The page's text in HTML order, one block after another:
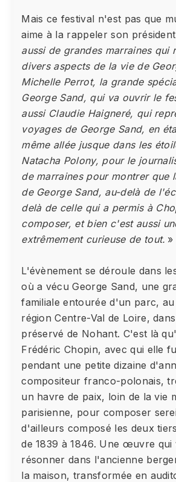
Mais ce festival n'est pas que
aime à la rappeler son
aussi de grandes marraines qui
divers aspects de la vie de
Michelle Perrot, la grande
George Sand, qui va ouvrir le
aussi Claudie Haigneré, qui
voyages de George Sand, en
même allée jusque dans les
Natacha Polony, pour le
de marraines pour montrer que
de George Sand, au-delà de
delà de celle qui a permis à
composer, et bien c'est aussi
extrêmement curieuse de tout. »
L'évènement se déroule dans
où a vécu George Sand, une
familiale entourée d'un parc,
région Centre-Val de Loire,
préservé de Nohant. C'est là
Frédéric Chopin, avec qui elle
pendant une petite dizaine
compositeur franco-polonais,
un havre de paix, loin de la vie
parisienne, pour composer
d'ailleurs composé les deux
de 1839 à 1846. Une œuvre qui
résonner dans l'ancienne
la maison, transformée en